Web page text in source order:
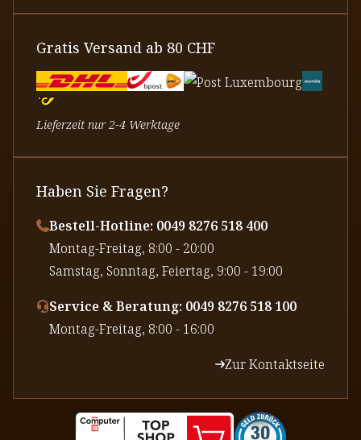
Gratis Versand ab 80 CHF
Lieferzeit nur 2-4 Werktage
Haben Sie Fragen?
Bestell-Hotline: 0049 8276 518 400
⁠Montag-Freitag, 8:00 - 20:00
⁠Samstag, Sonntag, Feiertag, 9:00 - 19:00
Service & Beratung: 0049 8276 518 100
⁠Montag-Freitag, 8:00 - 16:00
Zur Kontaktseite